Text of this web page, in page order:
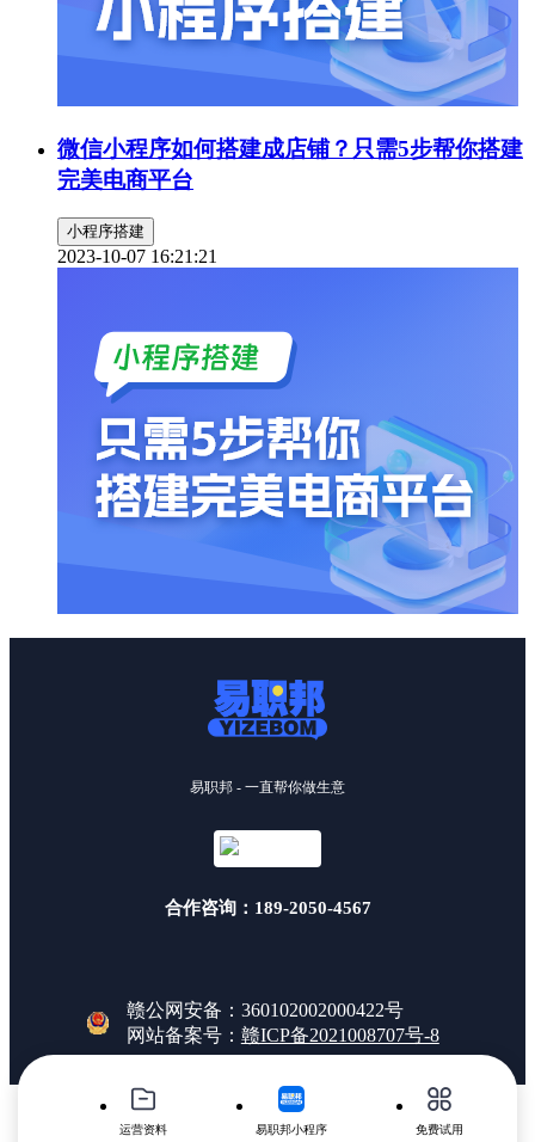
微信小程序如何搭建成店铺？只需5步帮你搭建
完美电商平台
小程序搭建
2023-10-07 16:21:21
运营资料 易职邦小程序 免费试用
易职邦 - 一直帮你做生意
合作咨询：189-2050-4567
赣公网安备：360102002000422号
网站备案号： 赣ICP备2021008707号-8